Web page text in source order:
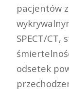
pacjentów
SPECT/CT,
odsetek